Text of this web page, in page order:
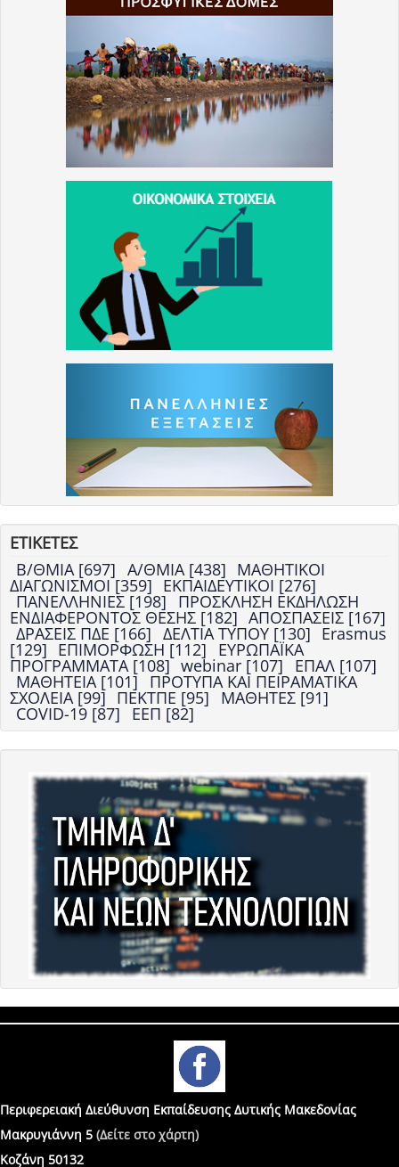
ΕΤΙΚΕΤΕΣ
Β/ΘΜΙΑ [697] Α/ΘΜΙΑ [438] ΜΑΘΗΤΙΚΟΙ
ΔΙΑΓΩΝΙΣΜΟΙ [359] ΕΚΠΑΙΔΕΥΤΙΚΟΙ [276]
ΠΑΝΕΛΛΗΝΙΕΣ [198] ΠΡΟΣΚΛΗΣΗ ΕΚΔΗΛΩΣΗ
ΕΝΔΙΑΦΕΡΟΝΤΟΣ ΘΕΣΗΣ [182] ΑΠΟΣΠΑΣΕΙΣ [167]
ΔΡΑΣΕΙΣ ΠΔΕ [166] ΔΕΛΤΙΑ ΤΥΠΟΥ [130] Erasmus
[129] ΕΠΙΜΟΡΦΩΣΗ [112] ΕΥΡΩΠΑΪΚΑ
ΠΡΟΓΡΑΜΜΑΤΑ [108] webinar [107] ΕΠΑΛ [107]
ΜΑΘΗΤΕΙΑ [101] ΠΡΟΤΥΠΑ ΚΑΙ ΠΕΙΡΑΜΑΤΙΚΑ
ΣΧΟΛΕΙΑ [99] ΠΕΚΤΠΕ [95] ΜΑΘΗΤΕΣ [91]
COVID-19 [87] ΕΕΠ [82]
Περιφερειακή Διεύθυνση Εκπαίδευσης Δυτικής Μακεδονίας
Μακρυγιάννη 5 (Δείτε στο χάρτη)
Κοζάνη 50132